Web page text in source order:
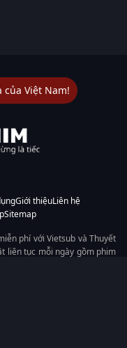
của Việt Nam!
Giới thiệuLiên hệ
Sitemap
phí với Vietsub và Thuyết
liên tục mỗi ngày gồm phim